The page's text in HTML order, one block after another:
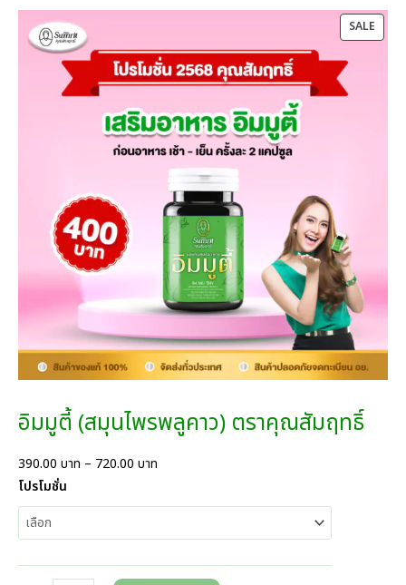
SALEP
R
อิมมูตี้ (สมุนไพรพลูคาว) ตราคุณสัมฤทธิ์
390.00 บาท – 720.00 บาท
i
e
r
โปรโมชั่น